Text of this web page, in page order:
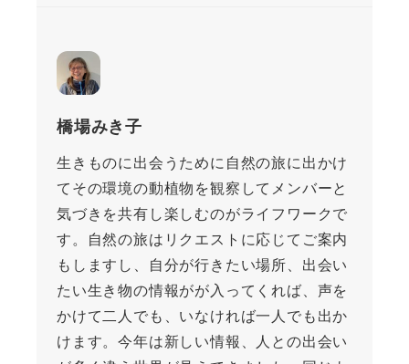
橋場みき子
生きものに出会うために自然の旅に出かけ
てその環境の動植物を観察してメンバーと
気づきを共有し楽しむのがライフワークで
す。自然の旅はリクエストに応じてご案内
もしますし、自分が行きたい場所、出会い
たい生き物の情報がが入ってくれば、声を
かけて二人でも、いなければ一人でも出か
けます。今年は新しい情報、人との出会い